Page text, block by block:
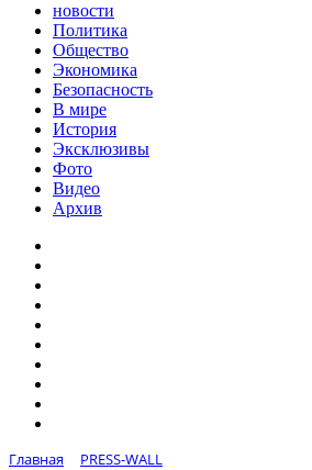
новости
Политика
Общество
Экономика
Безопасность
В мире
История
Эксклюзивы
Фото
Видео
Архив
Главная
PRESS-WALL